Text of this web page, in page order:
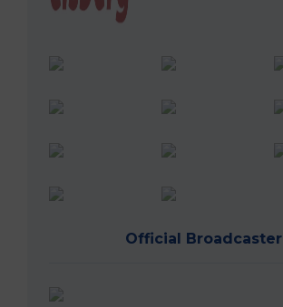
Official Broadcaster